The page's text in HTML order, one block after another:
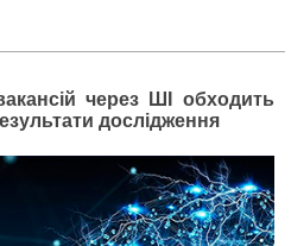
через ШІ обходить
дослідження